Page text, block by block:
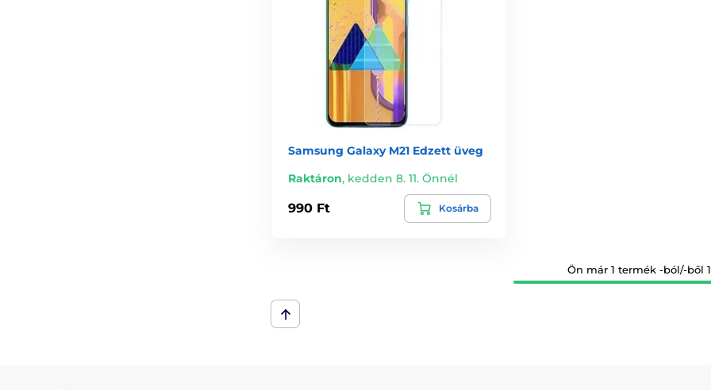
Samsung Galaxy M21 Edzett üveg
Raktáron, kedden 8. 11. Önnél
990 Ft Kosárba
Ön már 1 termék -ból/-ből